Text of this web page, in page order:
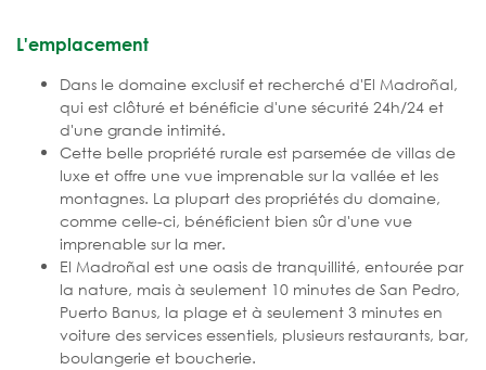
L'emplacement
Dans le domaine exclusif et recherché d'El Madroñal,
qui est clôturé et bénéficie d'une sécurité 24h/24 et
d'une grande intimité.
Cette belle propriété rurale est parsemée de villas de
luxe et offre une vue imprenable sur la vallée et les
montagnes. La plupart des propriétés du domaine,
comme celle-ci, bénéficient bien sûr d'une vue
imprenable sur la mer.
El Madroñal est une oasis de tranquillité, entourée par
la nature, mais à seulement 10 minutes de San Pedro,
Puerto Banus, la plage et à seulement 3 minutes en
voiture des services essentiels, plusieurs restaurants, bar,
boulangerie et boucherie.